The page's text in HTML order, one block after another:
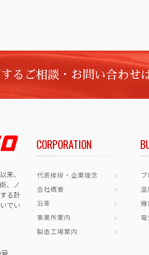
るご相談・お問い合わせ
来、
、ノ
る計
でい
CORPORATION
代表挨拶・企業理念
会社概要
沿革
事業所案内
製造工場案内